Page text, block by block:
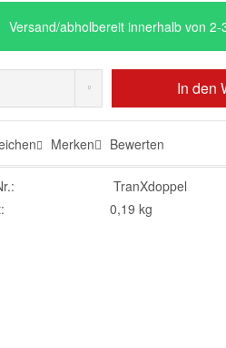
Versand/abholbereit innerhalb von 2-
In den
Merken Bewerten
TranXdoppel
0,19 kg